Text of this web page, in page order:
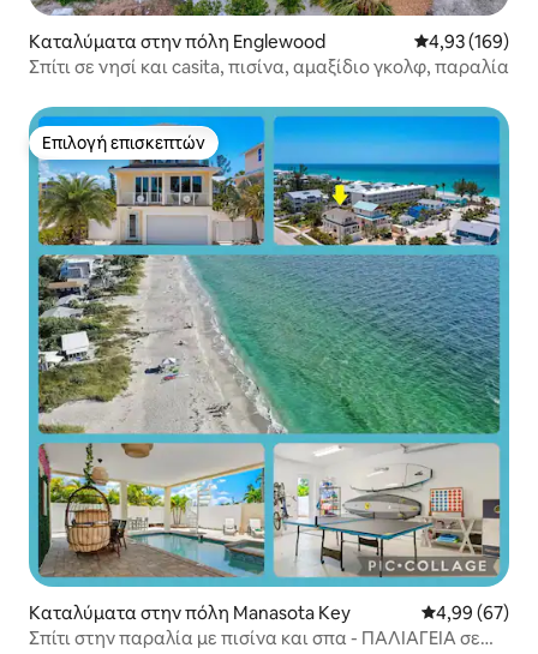
Καταλύματα στην πόλη Englewood Μέση
4,93 (169)
Σπίτι σε νησί και casita, πισίνα, αμαξίδιο γκολφ, παραλία
Επιλογή επισκεπτών
Επιλογή επισκεπτών
Καταλύματα στην πόλη Manasota Key Μέση
4,99 (67)
Σπίτι στην παραλία με πισίνα και σπα - ΠΑΛΙΑΓΕΙΑ σε